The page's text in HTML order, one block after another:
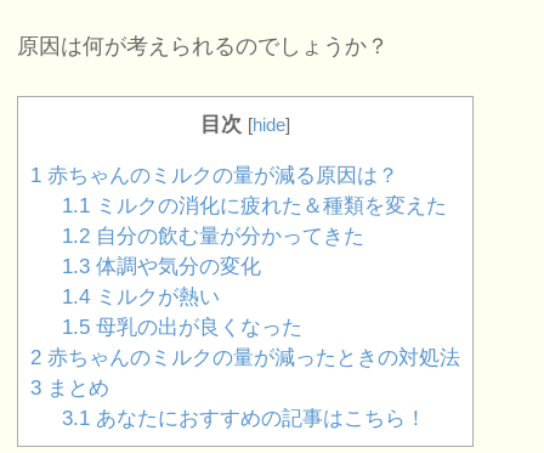
原因は何が考えられるのでしょうか？
目次 [hide]
1 赤ちゃんのミルクの量が減る原因は？
1.1 ミルクの消化に疲れた＆種類を変えた
1.2 自分の飲む量が分かってきた
1.3 体調や気分の変化
1.4 ミルクが熱い
1.5 母乳の出が良くなった
2 赤ちゃんのミルクの量が減ったときの対処法
3 まとめ
3.1 あなたにおすすめの記事はこちら！